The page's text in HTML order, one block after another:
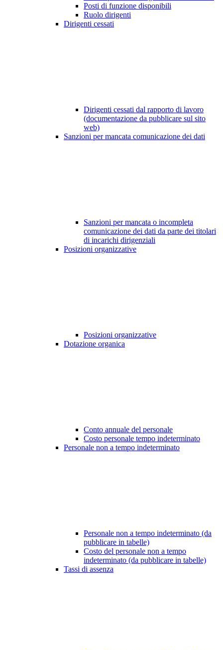
Posti di funzione disponibili
Ruolo dirigenti
Dirigenti cessati
Dirigenti cessati dal rapporto di lavoro
(documentazione da pubblicare sul sito
web)
Sanzioni per mancata comunicazione dei dati
Sanzioni per mancata o incompleta
comunicazione dei dati da parte dei titolari
di incarichi dirigenziali
Posizioni organizzative
Posizioni organizzative
Dotazione organica
Conto annuale del personale
Costo personale tempo indeterminato
Personale non a tempo indeterminato
Personale non a tempo indeterminato (da
pubblicare in tabelle)
Costo del personale non a tempo
indeterminato (da pubblicare in tabelle)
Tassi di assenza